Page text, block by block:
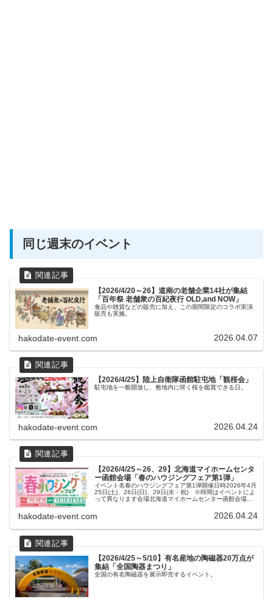
同じ週末のイベント
【2026/4/20～26】道南の老舗企業14社が集結
「百年祭 老舗衆の百紀夜行 OLD,and NOW」
食品や雑貨などの販売に加え、この期間限定のコラボ実演
販売も実施。
hakodate-event.com 2026.04.07
【2026/4/25】陸上自衛隊函館駐屯地「観桜会」
駐屯地を一般開放し、敷地内に咲く桜を鑑賞できる日。
hakodate-event.com 2026.04.24
【2026/4/25～26、29】北海道マイホームセンタ
ー函館会場「春のハウジングフェア第1弾」
イベント名春のハウジングフェア第1弾開催日時2026年4月
25日(土)、26日(日)、29日(水・祝) ※時間はイベントによ
って異なります会場北海道マイホームセンター函館会場函
hakodate-event.com 2026.04.24
【2026/4/25～5/10】有名産地の陶磁器20万点が
集結「全国陶器まつり」
全国の有名陶磁器を展示即売するイベント。